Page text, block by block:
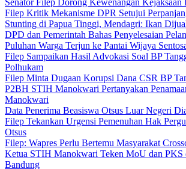
Senator Filep Dorong Kewenangan Kejaksaan
Filep Kritik Mekanisme DPR Setujui
Stunting di Papua Tinggi, Mendagri: Ikan
DPD dan Pemerintah Bahas Penyelesaian
Puluhan Warga Terjun ke Pantai Wijaya
Filep Sampaikan Hasil Advokasi Soal BP
Polhukam
Filep Minta Dugaan Korupsi Dana CSR BP
P2BH STIH Manokwari Pertanyakan
Manokwari
Data Penerima Beasiswa Otsus Luar Negeri
Filep Tekankan Urgensi Pemenuhan Hak
Otsus
Filep: Wapres Perlu Bertemu Masyarakat
Ketua STIH Manokwari Teken MoU dan PKS
Bandung